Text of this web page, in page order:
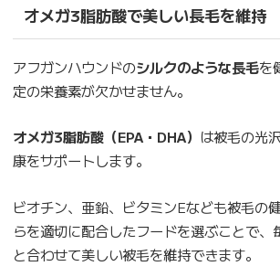
オメガ3脂肪酸で美しい長毛を維持
アフガンハウンドのシルクのような長毛を
定の栄養素が欠かせません。
オメガ3脂肪酸（EPA・DHA） は被毛の光
康をサポートします。
ビオチン、亜鉛、ビタミンEなども被毛の
らを適切に配合したフードを選ぶことで、
と合わせて美しい被毛を維持できます。